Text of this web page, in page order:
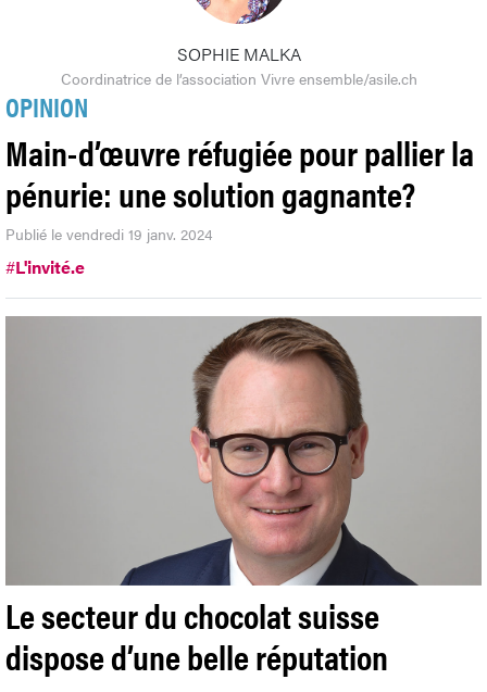
SOPHIE MALKA
Coordinatrice de l’association Vivre ensemble/asile.ch
OPINION
Main-d’œuvre réfugiée pour pallier la
pénurie: une solution gagnante?
Publié le vendredi 19 janv. 2024
#L'invité.e
Le secteur du chocolat suisse
dispose d’une belle réputation